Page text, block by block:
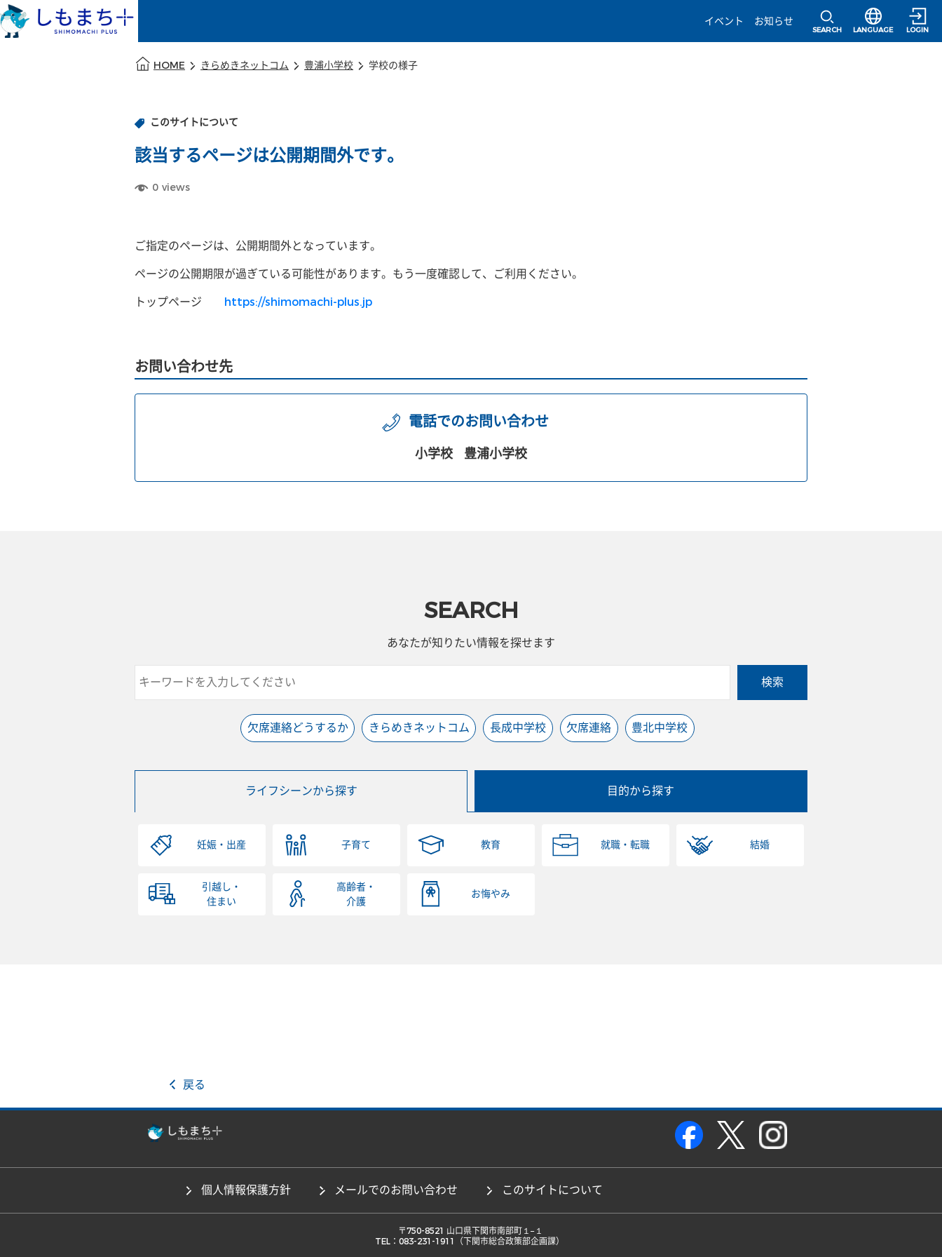
イベント
お知らせ
SEARCH
選択すると言語
LANGUAGE LOGIN
HOME きらめきネットコム 豊浦小学校 学校の様子
このサイトについて
該当するページは公開期間外です。
0 views
ご指定のページは、公開期間外となっています。
ページの公開期限が過ぎている可能性があります。もう一度確認して、ご利用ください。
トップページ
https://shimomachi-plus.jp
お問い合わせ先
電話でのお問い合わせ
小学校 豊浦小学校
SEARCH
あなたが知りたい情報を探せます
検索
欠席連絡どうするか きらめきネットコム 長成中学校 欠席連絡 豊北中学校
ライフシーンから探す 目的から探す
妊娠・出産 子育て 教育 就職・転職 結婚
引越し・
住まい
高齢者・
介護
お悔やみ
戻る
個人情報保護方針 メールでのお問い合わせ このサイトについて
TEL：083-231-1911（下関市総合政策部企画課）